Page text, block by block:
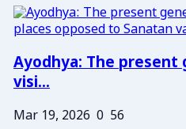
Ayodhya: The
visi...
Mar 19, 2026 0 56